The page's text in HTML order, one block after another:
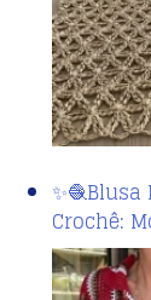
Crochê: